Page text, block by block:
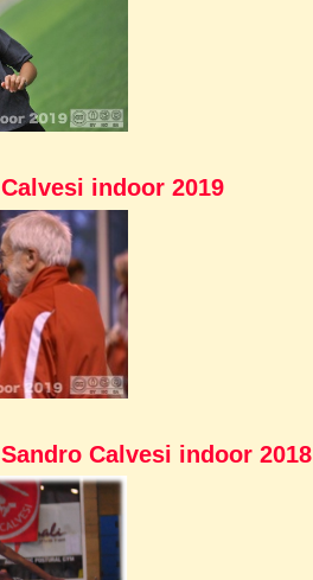
indoor 2019
Calvesi indoor 2018